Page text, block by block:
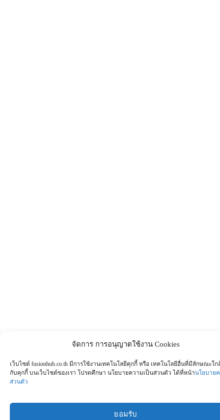
จัดการ การอนุญาตใช้งาน Cookies
เว็บไซต์ fusionhub.co.th มีการใช้งานเทคโนโลยีคุกกี้ หรือ เทคโนโลยีอื่นที่มีลักษณะใก
กับคุกกี้ บนเว็บไซต์ของเรา โปรดศึกษา นโยบายความเป็นส่วนตัว ได้ที่หน้านโยบาย
ส่วนตัว
ยอมรับ